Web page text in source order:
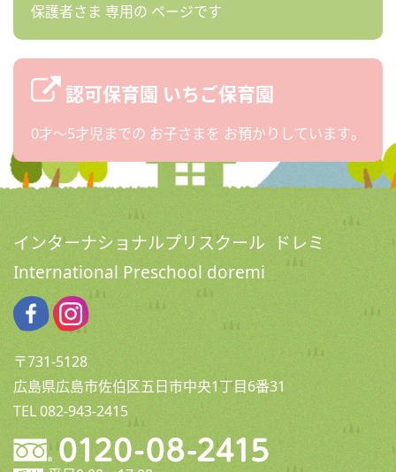
保護者さま 専用の ページです
認可保育園 いちご保育園
0才〜5才児までの お子さまを お預かりしています。
インターナショナルプリスクール ドレミ
International Preschool doremi
〒731-5128
広島県広島市佐伯区五日市中央1丁目6番31
TEL 082-943-2415